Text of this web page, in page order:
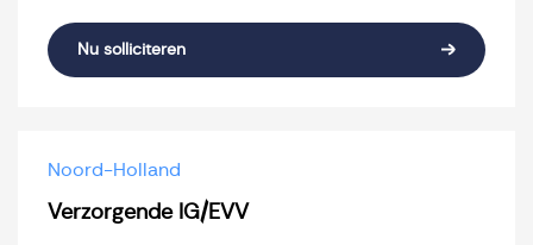
Nu solliciteren
Noord-Holland
Verzorgende IG/EVV